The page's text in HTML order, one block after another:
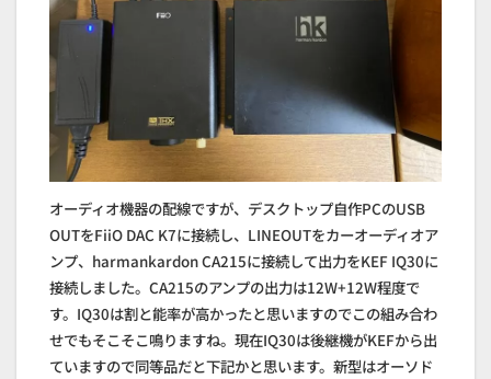
オーディオ機器の配線ですが、デスクトップ自作PCのUSB
OUTをFiiO DAC K7に接続し、LINEOUTをカーオーディオア
ンプ、harmankardon CA215に接続して出力をKEF IQ30に
接続しました。CA215のアンプの出力は12W+12W程度で
す。IQ30は割と能率が高かったと思いますのでこの組み合わ
せでもそこそこ鳴りますね。現在IQ30は後継機がKEFから出
ていますので同等品だと下記かと思います。新型はオーソド